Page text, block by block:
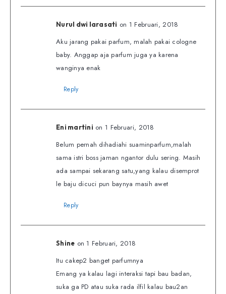
Nurul dwi larasati on 1 Februari, 2018
Aku jarang pakai parfum, malah pakai cologne
baby. Anggap aja parfum juga ya karena
wanginya enak
Reply
Eni martini on 1 Februari, 2018
Belum pernah dihadiahi suaminparfum,malah
sama istri boss jaman ngantor dulu sering. Masih
ada sampai sekarang satu,yang kalau disemprot
le baju dicuci pun baynya masih awet
Reply
Shine on 1 Februari, 2018
Itu cakep2 banget parfumnya
Emang ya kalau lagi interaksi tapi bau badan,
suka ga PD atau suka rada ilfil kalau bau2an